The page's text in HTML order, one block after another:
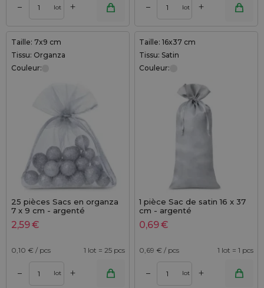
– lot + – lot +
Taille: 7x9 cm
Tissu: Organza
Couleur:
25 pièces Sacs en organza
7 x 9 cm - argenté
2,59€
0,10 € / pcs 1 lot = 25 pcs
– lot +
Taille: 16x37 cm
Tissu: Satin
Couleur:
1 pièce Sac de satin 16 x 37
cm - argenté
0,69€
0,69 € / pcs 1 lot = 1 pcs
– lot +